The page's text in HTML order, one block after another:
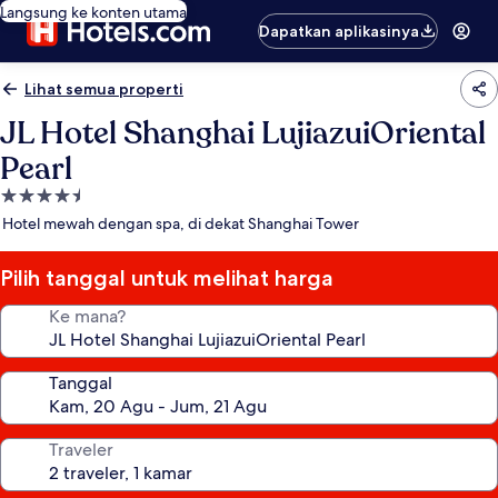
Langsung ke konten utama
Dapatkan aplikasinya
Lihat semua properti
JL Hotel Shanghai LujiazuiOriental
Pearl
Properti
bintang
Hotel mewah dengan spa, di dekat Shanghai Tower
Pilih tanggal untuk melihat harga
Ke mana?
Tanggal
Traveler